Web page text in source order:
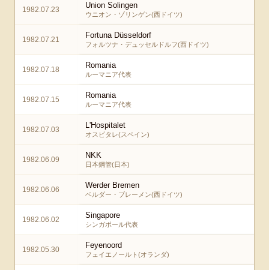
1982.07.23 Union Solingen
ウニオン・ゾリンゲン(西ドイツ)
1982.07.21 Fortuna Düsseldorf
フォルツナ・デュッセルドルフ(西ドイツ)
1982.07.18 Romania
ルーマニア代表
1982.07.15 Romania
ルーマニア代表
1982.07.03 L'Hospitalet
オスピタレ(スペイン)
1982.06.09 NKK
日本鋼管(日本)
1982.06.06 Werder Bremen
ベルダー・ブレーメン(西ドイツ)
1982.06.02 Singapore
シンガポール代表
1982.05.30 Feyenoord
フェイエノールト(オランダ)